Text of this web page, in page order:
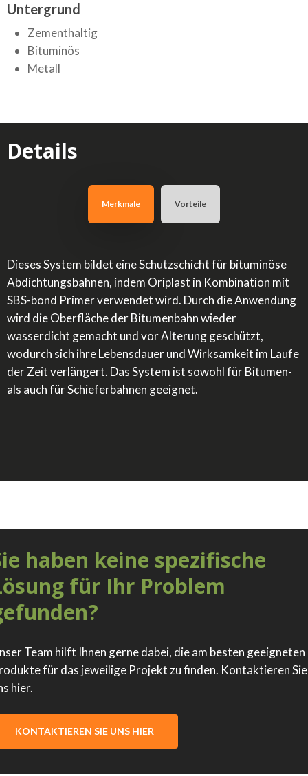
Untergrund
Zementhaltig
Bituminös
Metall
Details
Merkmale Vorteile
Dieses System bildet eine Schutzschicht für bituminöse
Abdichtungsbahnen, indem Oriplast in Kombination mit
SBS-bond Primer verwendet wird. Durch die Anwendung
wird die Oberfläche der Bitumenbahn wieder
wasserdicht gemacht und vor Alterung geschützt,
wodurch sich ihre Lebensdauer und Wirksamkeit im Laufe
der Zeit verlängert. Das System ist sowohl für Bitumen-
als auch für Schieferbahnen geeignet.
haben keine spezifische
für Ihr Problem
Team hilft Ihnen gerne dabei, die am besten geeigneten
für das jeweilige Projekt zu finden. Kontaktieren Sie
hier.
KONTAKTIEREN SIE UNS HIER